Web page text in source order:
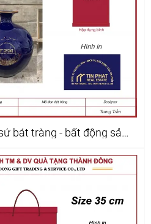
bát tràng - bất động sản